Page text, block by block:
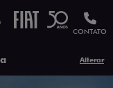
CONTATO
Alterar